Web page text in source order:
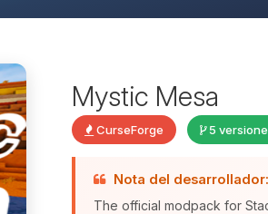
Mystic Mesa
CurseForge 5
Nota del desarrollador:
The official modpack for